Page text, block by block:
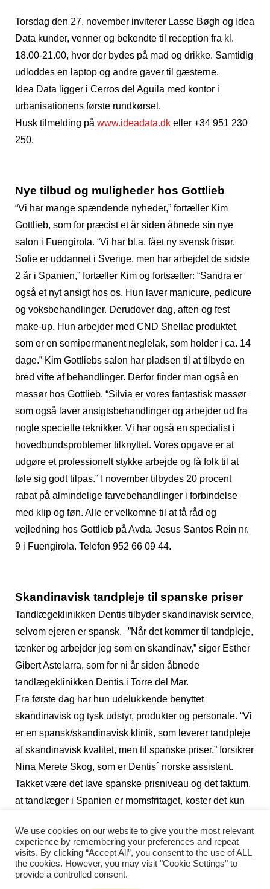
Torsdag den 27. november inviterer Lasse Bøgh og Idea
Data kunder, venner og bekendte til reception fra kl.
18.00-21.00, hvor der bydes på mad og drikke. Samtidig
udloddes en laptop og andre gaver til gæsterne.
Idea Data ligger i Cerros del Aguila med kontor i
urbanisationens første rundkørsel.
Husk tilmelding på www.ideadata.dk eller +34 951 230
250.
Nye tilbud og muligheder hos Gottlieb
“Vi har mange spændende nyheder,” fortæller Kim
Gottlieb, som for præcist et år siden åbnede sin nye
salon i Fuengirola. “Vi har bl.a. fået ny svensk frisør.
Sofie er uddannet i Sverige, men har arbejdet de sidste
2 år i Spanien,” fortæller Kim og fortsætter: “Sandra er
også et nyt ansigt hos os. Hun laver manicure, pedicure
og voksbehandlinger. Derudover dag, aften og fest
make-up. Hun arbejder med CND Shellac produktet,
som er en semipermanent neglelak, som holder i ca. 14
dage.” Kim Gottliebs salon har pladsen til at tilbyde en
bred vifte af behandlinger. Derfor finder man også en
massør hos Gottlieb. “Silvia er vores fantastisk massør
som også laver ansigtsbehandlinger og arbejder ud fra
nogle specielle teknikker. Vi har også en specialist i
hovedbundsproblemer tilknyttet. Vores opgave er at
udgøre et professionelt stykke arbejde og få folk til at
føle sig godt tilpas.” I november tilbydes 20 procent
rabat på almindelige farvebehandlinger i forbindelse
med klip og føn. Alle er velkomne til at få råd og
vejledning hos Gottlieb på Avda. Jesus Santos Rein nr.
9 i Fuengirola. Telefon 952 66 09 44.
Skandinavisk tandpleje til spanske priser
Tandlægeklinikken Dentis tilbyder skandinavisk service,
selvom ejeren er spansk. ”Når det kommer til tandpleje,
tænker og arbejder jeg som en skandinav,” siger Esther
Gibert Astelarra, som for ni år siden åbnede
tandlægeklinikken Dentis i Torre del Mar.
Fra første dag har hun udelukkende benyttet
skandinavisk og tysk udstyr, produkter og personale. “Vi
er en spansk/skandinavisk klinik, som leverer tandpleje
af skandinavisk kvalitet, men til spanske priser,” forsikrer
Nina Merete Skog, som er Dentis´ norske assistent.
Takket være det lave spanske prisniveau og det faktum,
at tandlæger i Spanien er momsfritaget, koster det kun
til i Danmark, Sverige og Norge. Således koster en
tandrensning og et eftersyn kun 30 euro, fyldninger fra
40 euro og kroner fra 260 euro, men det kommer ikke til
We use cookies on our website to give you the most relevant
experience by remembering your preferences and repeat
visits. By clicking “Accept All”, you consent to the use of ALL
the cookies. However, you may visit "Cookie Settings" to
provide a controlled consent.